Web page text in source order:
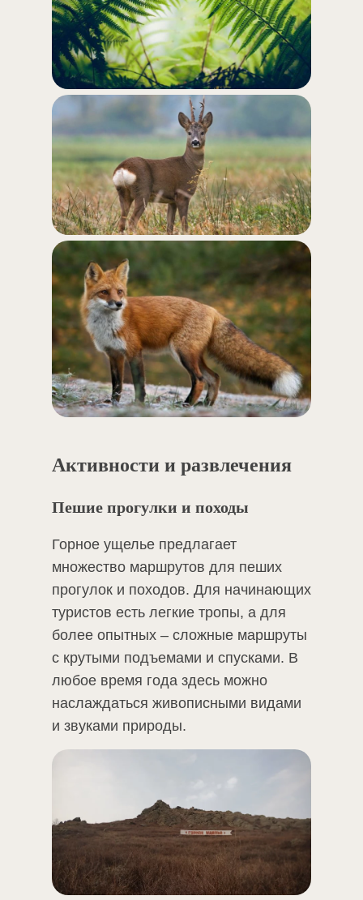
Активности и развлечения
Пешие прогулки и походы
Горное ущелье предлагает
множество маршрутов для пеших
прогулок и походов. Для начинающих
туристов есть легкие тропы, а для
более опытных – сложные маршруты
с крутыми подъемами и спусками. В
любое время года здесь можно
наслаждаться живописными видами
и звуками природы.